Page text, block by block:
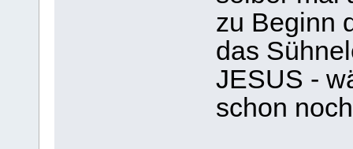
zu Beginn
das
JESUS -
schon